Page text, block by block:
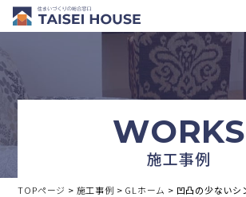
WORKS
施工事例
TOPページ > 施工事例 > GLホーム > 凹凸の少ないシ